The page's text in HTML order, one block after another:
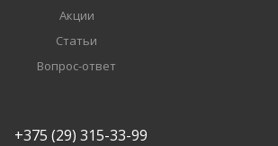
Акции
Статьи
Вопрос-ответ
+375 (29) 315-33-99